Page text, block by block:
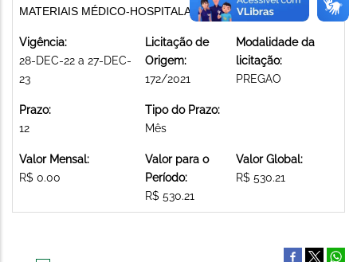
MATERIAIS MÉDICO-HOSPITALARES
Vigência:
28-DEC-22 a 27-DEC-
23
Licitação de
Origem:
172/2021
Modalidade da
licitação:
PREGAO
Prazo:
12
Tipo do Prazo:
Mês
Valor Mensal:
R$ 0.00
Valor para o
Período:
R$ 530.21
Valor Global:
R$ 530.21